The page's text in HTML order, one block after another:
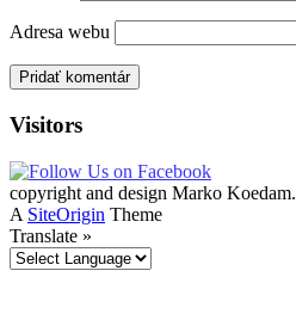
Adresa webu
Visitors
copyright and design Marko Koedam.
A SiteOrigin Theme
Translate »